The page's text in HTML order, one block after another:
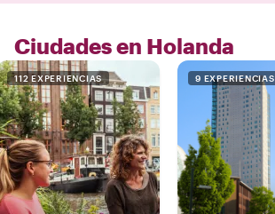
Ciudades en Holanda
112 EXPERIENCIAS 9 EXPERIENCIAS